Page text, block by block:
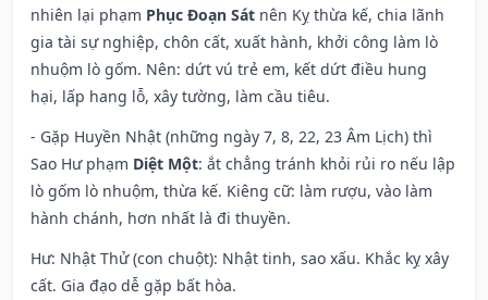
nhiên lại phạm Phục Đoạn Sát nên Kỵ thừa kế, chia lãnh
gia tài sự nghiệp, chôn cất, xuất hành, khởi công làm lò
nhuộm lò gốm. Nên: dứt vú trẻ em, kết dứt điều hung
hại, lấp hang lỗ, xây tường, làm cầu tiêu.
- Gặp Huyền Nhật (những ngày 7, 8, 22, 23 Âm Lịch) thì
Sao Hư phạm Diệt Một: ắt chẳng tránh khỏi rủi ro nếu lập
lò gốm lò nhuộm, thừa kế. Kiêng cữ: làm rượu, vào làm
hành chánh, hơn nhất là đi thuyền.
Hư: Nhật Thử (con chuột): Nhật tinh, sao xấu. Khắc kỵ xây
cất. Gia đạo dễ gặp bất hòa.